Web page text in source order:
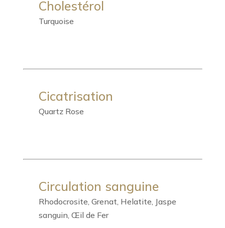
Cholestérol
Turquoise
Cicatrisation
Quartz Rose
Circulation sanguine
Rhodocrosite, Grenat, Helatite, Jaspe
sanguin, Œil de Fer